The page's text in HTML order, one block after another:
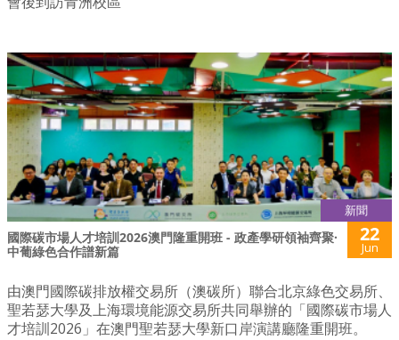
新聞
國際碳市場人才培訓2026澳門隆重開班 - 政產學研領袖齊聚·
中葡綠色合作譜新篇
22
Jun
由澳門國際碳排放權交易所（澳碳所）聯合北京綠色交易所、
聖若瑟大學及上海環境能源交易所共同舉辦的「國際碳市場人
才培訓2026」在澳門聖若瑟大學新口岸演講廳隆重開班。